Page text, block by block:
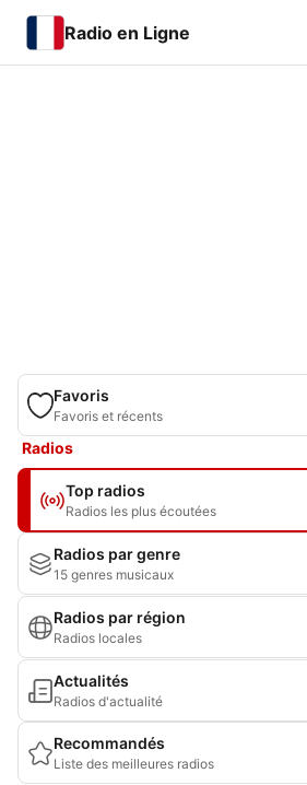
Radio en Ligne
Favoris
Favoris et récents
Radios
Top radios
Radios les plus écoutées
Radios par genre
15 genres musicaux
Radios par région
Radios locales
Actualités
Radios d'actualité
Recommandés
Liste des meilleures radios